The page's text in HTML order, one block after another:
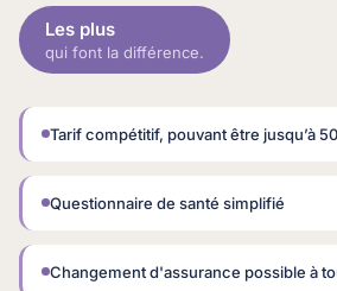
Les plus
qui font la différence.
Tarif compétitif, pouvant être jusqu’à
Questionnaire de santé simplifié
Changement d'assurance possible à